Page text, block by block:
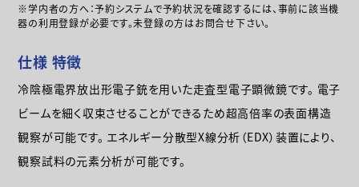
※学内者の方へ：予約システムで予約状況を確認するには、事前に該当機
器の利用登録が必要です。未登録の方はお問合せ下さい。
仕様 特徴
冷陰極電界放出形電子銃を用いた走査型電子顕微鏡です。 電子
ビームを細く収束させることができるため超高倍率の表面構造
観察が可能です。 エネルギー分散型X線分析（EDX）装置により、
観察試料の元素分析が可能です。